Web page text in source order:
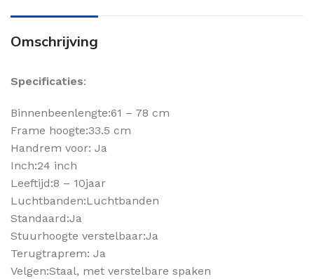
Omschrijving
Specificaties:
Binnenbeenlengte:61 – 78 cm
Frame hoogte:33.5 cm
Handrem voor: Ja
Inch:24 inch
Leeftijd:8 – 10jaar
Luchtbanden:Luchtbanden
Standaard:Ja
Stuurhoogte verstelbaar:Ja
Terugtraprem: Ja
Velgen:Staal, met verstelbare spaken